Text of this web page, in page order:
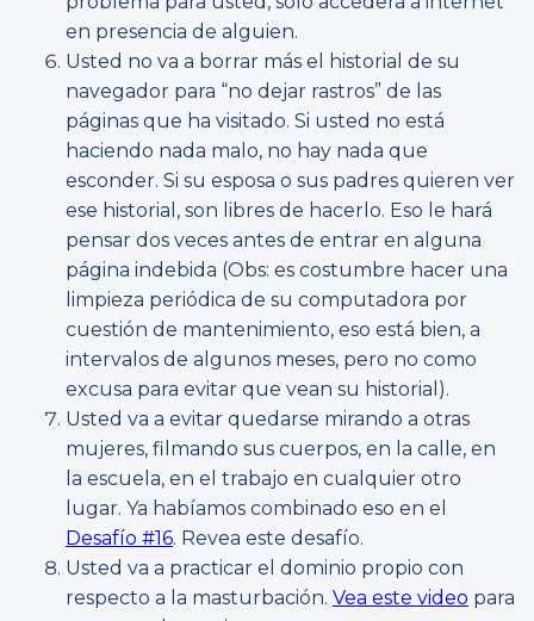
en presencia de alguien.
Usted no va a borrar más el historial de su
navegador para “no dejar rastros” de las
páginas que ha visitado. Si usted no está
haciendo nada malo, no hay nada que
esconder. Si su esposa o sus padres quieren ver
ese historial, son libres de hacerlo. Eso le hará
pensar dos veces antes de entrar en alguna
página indebida (Obs: es costumbre hacer una
limpieza periódica de su computadora por
cuestión de mantenimiento, eso está bien, a
intervalos de algunos meses, pero no como
excusa para evitar que vean su historial).
Usted va a evitar quedarse mirando a otras
mujeres, filmando sus cuerpos, en la calle, en
la escuela, en el trabajo en cualquier otro
lugar. Ya habíamos combinado eso en el
Desafío #16. Revea este desafío.
Usted va a practicar el dominio propio con
respecto a la masturbación. Vea este video para